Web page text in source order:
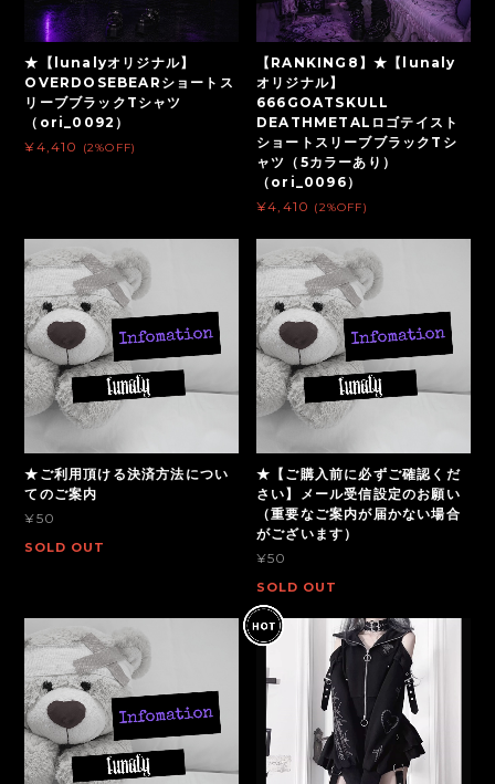
★【lunalyオリジナル】
OVERDOSEBEARショートス
リーブブラックTシャツ
（ori_0092）
¥4,410
(2%OFF)
【RANKING8】★【lunaly
オリジナル】
666GOATSKULL
DEATHMETALロゴテイスト
ショートスリーブブラックTシ
ャツ（5カラーあり）
（ori_0096）
¥4,410 (2%OFF)
★ご利用頂ける決済方法につい
てのご案内
¥50
SOLD OUT
★【ご購入前に必ずご確認くだ
さい】メール受信設定のお願い
（重要なご案内が届かない場合
がございます）
¥50
SOLD OUT